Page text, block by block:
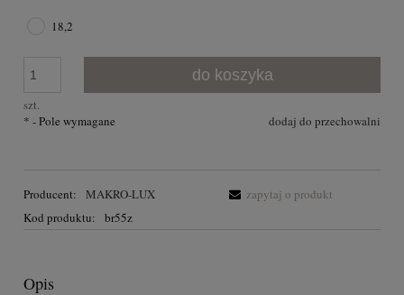
18,2
szt.
do koszyka
dodaj do przechowalni
* - Pole wymagane
Producent:
MAKRO-LUX
Kod produktu:
br55z
zapytaj o produkt
Opis